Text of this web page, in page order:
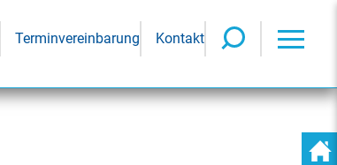
Terminvereinbarung Kontakt